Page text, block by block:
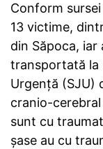
Conform
13 victime,
din Săpoca,
transportată la
Urgenţă (SJU)
cranio-
sunt cu
şase au cu